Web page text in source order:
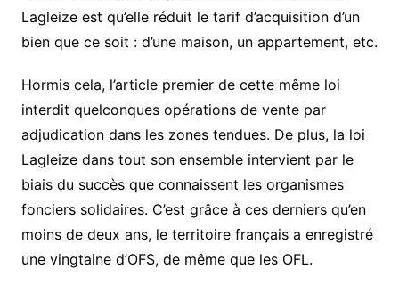
Lagleize est qu’elle réduit le tarif d’acquisition d’un
bien que ce soit : d’une maison, un appartement, etc.
Hormis cela, l’article premier de cette même loi
interdit quelconques opérations de vente par
adjudication dans les zones tendues. De plus, la loi
Lagleize dans tout son ensemble intervient par le
biais du succès que connaissent les organismes
fonciers solidaires. C’est grâce à ces derniers qu’en
moins de deux ans, le territoire français a enregistré
une vingtaine d’OFS, de même que les OFL.